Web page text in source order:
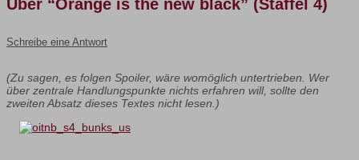
Über “Orange is the new black” (Staffel 4)
Schreibe eine Antwort
(Zu sagen, es folgen Spoiler, wäre womöglich untertrieben. Wer
über zentrale Handlungspunkte nichts erfahren will, sollte den
zweiten Absatz dieses Textes nicht lesen.)